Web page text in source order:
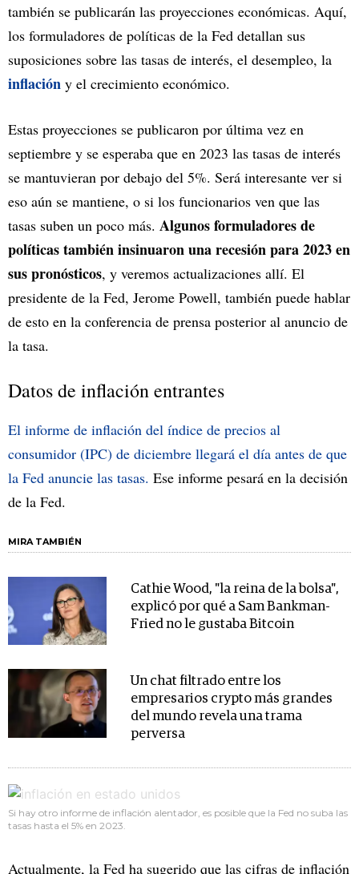
también se publicarán las proyecciones económicas. Aquí,
los formuladores de políticas de la Fed detallan sus
suposiciones sobre las tasas de interés, el desempleo, la
inflación y el crecimiento económico.
Estas proyecciones se publicaron por última vez en
septiembre y se esperaba que en 2023 las tasas de interés
se mantuvieran por debajo del 5%. Será interesante ver si
eso aún se mantiene, o si los funcionarios ven que las
tasas suben un poco más. Algunos formuladores de
políticas también insinuaron una recesión para 2023 en
sus pronósticos, y veremos actualizaciones allí. El
presidente de la Fed, Jerome Powell, también puede hablar
de esto en la conferencia de prensa posterior al anuncio de
la tasa.
Datos de inflación entrantes
El informe de inflación del índice de precios al
consumidor (IPC) de diciembre llegará el día antes de que
la Fed anuncie las tasas. Ese informe pesará en la decisión
de la Fed.
MIRA TAMBIÉN
Cathie Wood, "la reina de la bolsa",
explicó por qué a Sam Bankman-
Fried no le gustaba Bitcoin
Un chat filtrado entre los
empresarios crypto más grandes
del mundo revela una trama
perversa
Si hay otro informe de inflación alentador, es posible que la Fed no suba las
tasas hasta el 5% en 2023.
Actualmente, la Fed ha sugerido que las cifras de inflación